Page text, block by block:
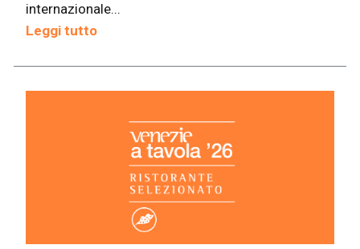
internazionale...
Leggi tutto